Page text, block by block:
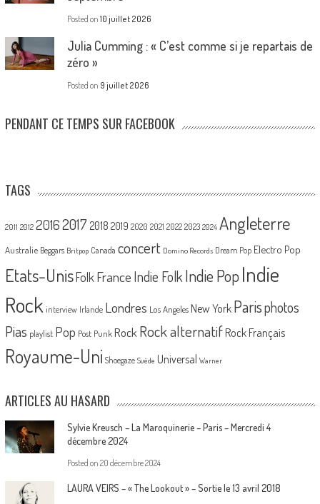
Posted on 10 juillet 2026
Julia Cumming : « C’est comme si je repartais de
zéro »
Posted on 9 juillet 2026
PENDANT CE TEMPS SUR FACEBOOK
TAGS
2011 2012 20162017 2018 2019 2020 2021 2022 2023 2024 Angleterre
Australie Beggars Britpop Canada concert Domino Records Dream Pop Electro Pop
Etats-UnisFolk France Indie FolkIndie PopIndie
Rock interview Irlande Londres Los Angeles New York Parisphotos
Pias playlist Pop Post Punk Rock Rock alternatif Rock Français
Royaume-Uni Shoegaze Suède Universal Warner
ARTICLES AU HASARD
Sylvie Kreusch – La Maroquinerie – Paris – Mercredi 4
décembre 2024
Posted on 20 décembre 2024
LAURA VEIRS – « The Lookout » – Sortie le 13 avril 2018